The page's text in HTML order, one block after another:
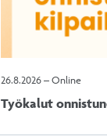
26.8.2026 – Online
Työkalut